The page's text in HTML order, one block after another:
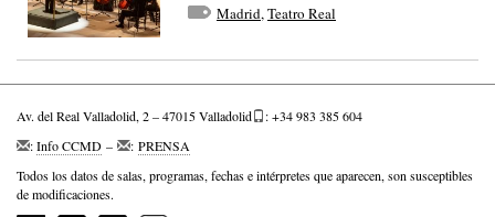
Madrid,Teatro Real
Av. del Real Valladolid, 2 – 47015 Valladolid
: +34 983 385 604
:Info CCMD – : PRENSA
Todos los datos de salas, programas, fechas e intérpretes que aparecen, son susceptibles
de modificaciones.